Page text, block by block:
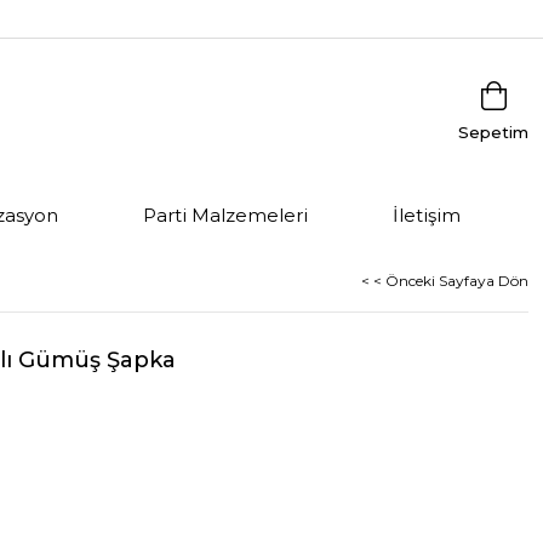
Sepetim
Parti Malzemeleri İletişim
< < Önceki Sayfaya Dön
Gümüş Şapka